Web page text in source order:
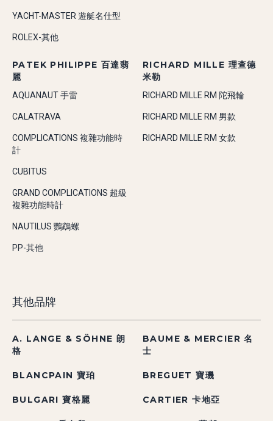
YACHT-MASTER 遊艇名仕型
ROLEX-其他
PATEK PHILIPPE 百達翡
麗
AQUANAUT 手雷
CALATRAVA
COMPLICATIONS 複雜功能時
計
CUBITUS
GRAND COMPLICATIONS 超級
複雜功能時計
NAUTILUS 鸚鵡螺
PP-其他
RICHARD MILLE 理查德
米勒
RICHARD MILLE RM 陀飛輪
RICHARD MILLE RM 男款
RICHARD MILLE RM 女款
其他品牌
A. LANGE & SÖHNE 朗
格
BAUME & MERCIER 名
士
BLANCPAIN 寶珀 BREGUET 寶璣
BULGARI 寶格麗 CARTIER 卡地亞